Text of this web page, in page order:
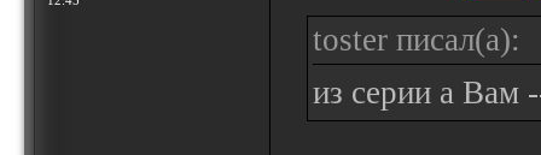
toster писал(а):
из серии а